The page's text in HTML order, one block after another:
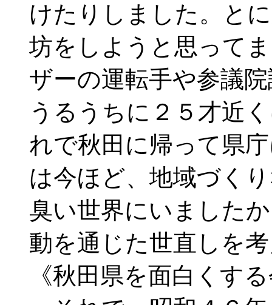
けたりしました。と
坊をしようと思って
ザーの運転手や参議
うるうちに２５才近
れで秋田に帰って県
は今ほど、地域づく
臭い世界にいました
動を通じた世直しを
《秋田県を面白くす